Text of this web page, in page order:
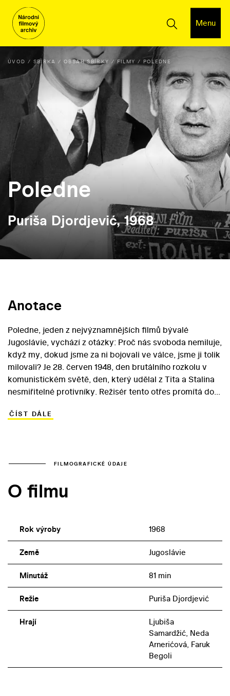
Menu
ÚVOD SBÍRKA OBSAH SBÍRKY FILMY POLEDNE
Poledne
Puriša Djordjević, 1968
Anotace
Poledne, jeden z nejvýznamnějších filmů bývalé
Jugoslávie, vychází z otázky: Proč nás svoboda nemiluje,
když my, dokud jsme za ni bojovali ve válce, jsme ji tolik
milovali? Je 28. červen 1948, den brutálního rozkolu v
komunistickém světě, den, který udělal z Tita a Stalina
nesmiřitelné protivníky. Režisér tento otřes promítá do
neplatí, z hrdinů se přes noc stali zrádci…
ČÍST DÁLE
FILMOGRAFICKÉ ÚDAJE
O filmu
Rok výroby 1968
Země Jugoslávie
Minutáž 81 min
Režie Puriša Djordjević
Hrají
Ljubiša
Samardžić, Neda
Arnerićová, Faruk
Begoli